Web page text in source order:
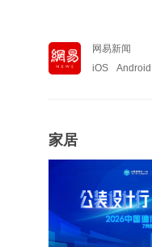
网易新闻
iOS
Android
家居